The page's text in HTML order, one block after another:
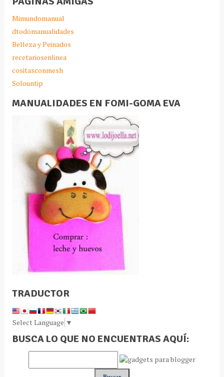
Mimundomanual
dtodomanualidades
Belleza y Peinados
recetariosenlinea
cositasconmesh
Solountip
MANUALIDADES EN FOMI-GOMA EVA
TRADUCTOR
Select Language ▼
BUSCA LO QUE NO ENCUENTRAS AQUÍ: